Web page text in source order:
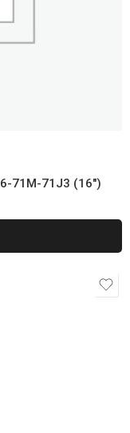
71M-71J3 (16″)